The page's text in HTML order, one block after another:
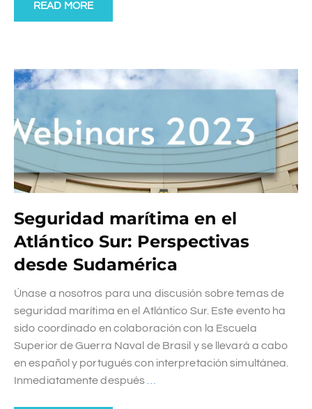
READ MORE
Seguridad marítima en el
Atlántico Sur: Perspectivas
desde Sudamérica
Únase a nosotros para una discusión sobre temas de
seguridad marítima en el Atlántico Sur. Este evento ha
sido coordinado en colaboración con la Escuela
Superior de Guerra Naval de Brasil y se llevará a cabo
en español y portugués con interpretación simultánea.
Inmediatamente después